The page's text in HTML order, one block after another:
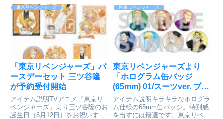
東京リベンジャーズ
「東京リベンジャーズ」バ
ースデーセット 三ツ谷隆
が予約受付開始
アイテム説明TVアニメ『東京リ
ベンジャーズ』より三ツ谷隆のお
誕生日（6月12日）をお祝いする
東京リベンジャーズ
東京リベンジャーズより
「ホログラム缶バッジ
(65mm) 01/スーツver. ブラ
インド(全7種)」の紹介
アイテム説明キラキラなホログラ
ム仕様の65mm缶バッジ。特別感
を出すには最適です。東京リベン